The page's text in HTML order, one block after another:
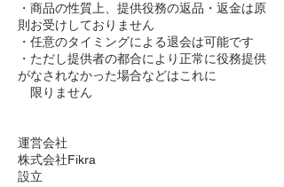
・商品の性質上、提供役務の返品・返金は原
則お受けしておりません
・任意のタイミングによる退会は可能です
・ただし提供者の都合により正常に役務提供
がなされなかった場合などはこれに
限りません
運営会社
株式会社Fikra
設立